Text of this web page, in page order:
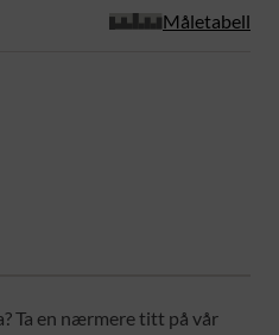
Måletabell
Ta en nærmere titt på vår